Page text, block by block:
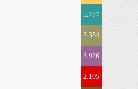
5.777
5.354
3.926
2.105